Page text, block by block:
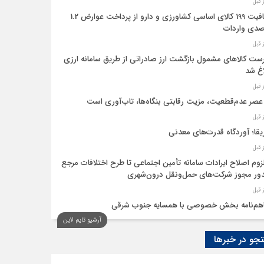
معافیت 199 کالای اساسی کشاورزی و دارو از پرداخت عوارض 1.2
واردات
کالاهای مشمول بازگشت ارز صادراتی از طریق سامانه ارزی
شد
عصر عدم‌قطعیت، مزیت رقابتی بنگاه‌ها، تاب‌آوری است
آوردگاه قدرت‌های معدنی
اصلاح ایرادات سامانه تأمین اجتماعی تا طرح اختلافات مرجع
مجوز شرکت‌های حمل‌ونقل درون‌شهری
بخش خصوصی با همسایه جنوب شرقی
اقتصاد‌ها از هوش مصنوعی
آرشیو تایم لاین
در خبرها